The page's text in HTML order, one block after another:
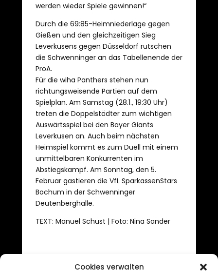
Cookies verwalten
werden wieder Spiele gewinnen!“
Durch die 69:85-Heimniederlage gegen
Gießen und den gleichzeitigen Sieg
Leverkusens gegen Düsseldorf rutschen
die Schwenninger an das Tabellenende der
ProA.
Für die wiha Panthers stehen nun
richtungsweisende Partien auf dem
Spielplan. Am Samstag (28.1., 19:30 Uhr)
treten die Doppelstädter zum wichtigen
Auswärtsspiel bei den Bayer Giants
Leverkusen an. Auch beim nächsten
Heimspiel kommt es zum Duell mit einem
unmittelbaren Konkurrenten im
Abstiegskampf. Am Sonntag, den 5.
Februar gastieren die VfL SparkassenStars
Bochum in der Schwenninger
Deutenberghalle.
TEXT: Manuel Schust | Foto: Nina Sander